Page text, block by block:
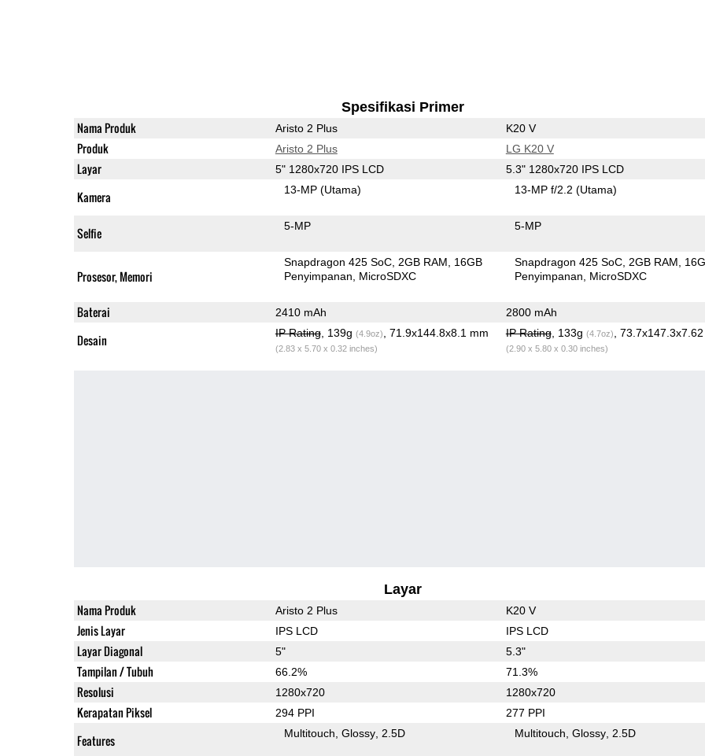
Spesifikasi Primer
Nama Produk Aristo 2 Plus K20 V
Produk Aristo 2 Plus LG K20 V
Layar 5" 1280x720 IPS LCD 5.3" 1280x720 IPS LCD
Kamera 13-MP(Utama) 13-MP f/2.2(Utama)
Selfie 5-MP 5-MP
Prosesor, Memori
Snapdragon 425 SoC 2GB RAM
16GB
Penyimpanan
MicroSDXC
Snapdragon 425 SoC 2GB RAM
Penyimpanan
MicroSDXC
Baterai 2410 mAh 2800 mAh
Desain IP Rating, 139g (4.9oz) , 71.9x144.8x8.1 mm
(2.83 x 5.70 x 0.32 inches)
IP Rating, 133g (4.7oz) ,
(2.90 x 5.80 x 0.30 inches)
Layar
Nama Produk Aristo 2 Plus K20 V
Jenis Layar IPS LCD IPS LCD
Layar Diagonal 5" 5.3"
Tampilan / Tubuh 66.2% 71.3%
Resolusi 1280x720 1280x720
Kerapatan Piksel 294 PPI 277 PPI
Features Multitouch Glossy 2.5D Multitouch Glossy 2.5D